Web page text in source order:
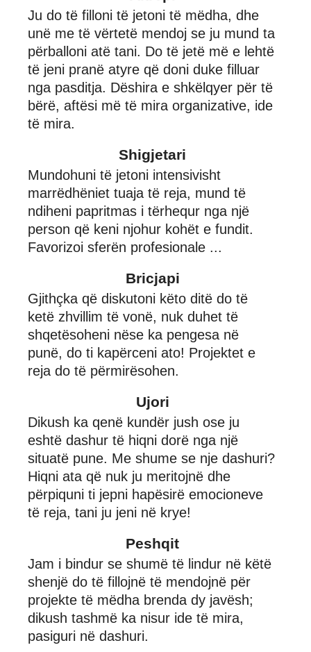
Ju do të filloni të jetoni të mëdha, dhe
unë me të vërtetë mendoj se ju mund ta
përballoni atë tani. Do të jetë më e lehtë
të jeni pranë atyre që doni duke filluar
nga pasditja. Dëshira e shkëlqyer për të
bërë, aftësi më të mira organizative, ide
të mira.
Shigjetari
Mundohuni të jetoni intensivisht
marrëdhëniet tuaja të reja, mund të
ndiheni papritmas i tërhequr nga një
person që keni njohur kohët e fundit.
Favorizoi sferën profesionale ...
Bricjapi
Gjithçka që diskutoni këto ditë do të
ketë zhvillim të vonë, nuk duhet të
shqetësoheni nëse ka pengesa në
punë, do ti kapërceni ato! Projektet e
reja do të përmirësohen.
Ujori
Dikush ka qenë kundër jush ose ju
eshtë dashur të hiqni dorë nga një
situatë pune. Me shume se nje dashuri?
Hiqni ata që nuk ju meritojnë dhe
përpiquni ti jepni hapësirë emocioneve
të reja, tani ju jeni në krye!
Peshqit
Jam i bindur se shumë të lindur në këtë
shenjë do të fillojnë të mendojnë për
projekte të mëdha brenda dy javësh;
dikush tashmë ka nisur ide të mira,
pasiguri në dashuri.